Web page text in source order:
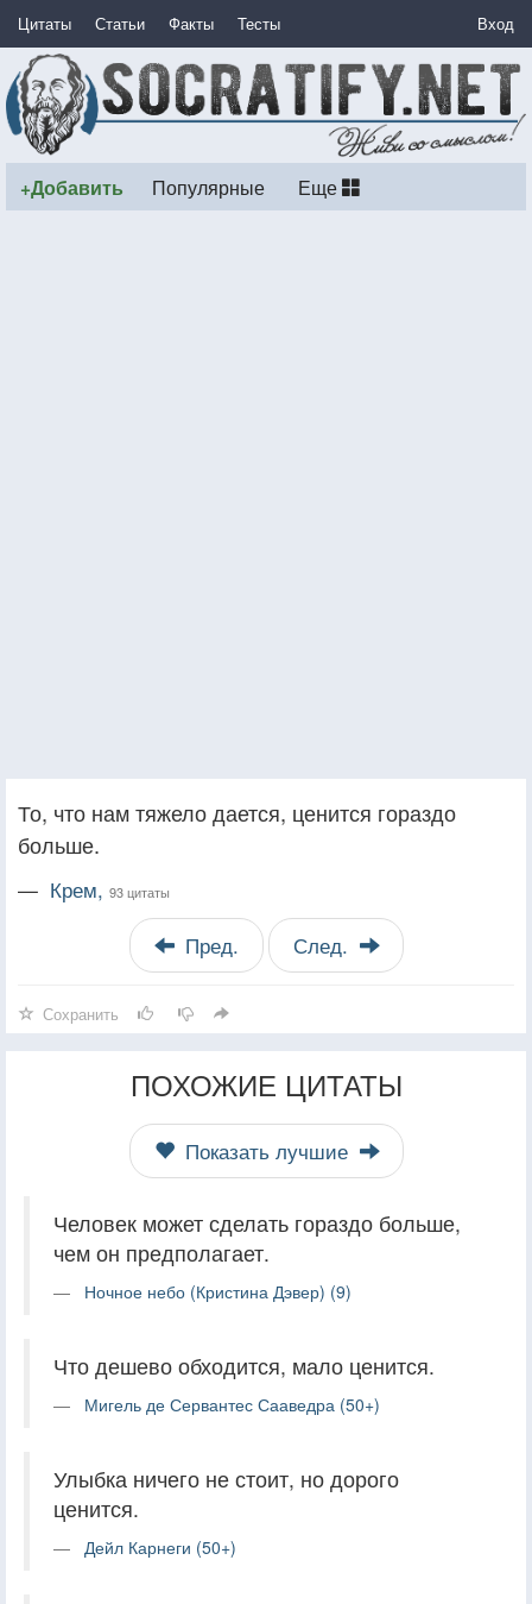
Цитаты Статьи Факты Тесты Вход
+Добавить Популярные Еще
То, что нам тяжело дается, ценится гораздо
больше.
— Крем, 93 цитаты
Пред. След.
Сохранить
ПОХОЖИЕ ЦИТАТЫ
Показать лучшие
Человек может сделать гораздо больше,
чем он предполагает.
Ночное небо (Кристина Дэвер) (9)
Что дешево обходится, мало ценится.
Мигель де Сервантес Сааведра (50+)
Улыбка ничего не стоит, но дорого
ценится.
Дейл Карнеги (50+)